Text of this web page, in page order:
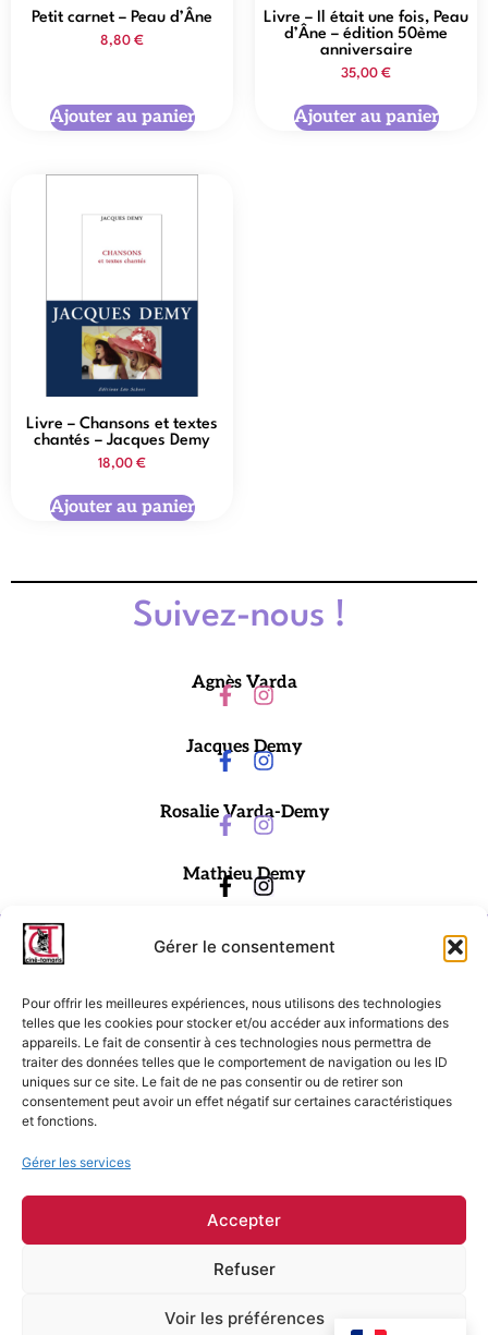
Gérer le consentement
Pour offrir les meilleures expériences, nous utilisons des technologies
telles que les cookies pour stocker et/ou accéder aux informations des
appareils. Le fait de consentir à ces technologies nous permettra de
traiter des données telles que le comportement de navigation ou les ID
uniques sur ce site. Le fait de ne pas consentir ou de retirer son
consentement peut avoir un effet négatif sur certaines caractéristiques
et fonctions.
Gérer les services
Accepter
Refuser
Voir les préférences
Petit carnet – Peau d’Âne
8,80 €
Ajouter au panier
Livre – Il était une fois, Peau
d’Âne – édition 50ème
anniversaire
35,00 €
Ajouter au panier
Livre – Chansons et textes
chantés – Jacques Demy
18,00 €
Ajouter au panier
Suivez-nous !
Agnès Varda
Jacques Demy
Rosalie Varda-Demy
Mathieu Demy
Ciné-Tamaris
88 rue Daguerre,
Conditions générales d'utilisation